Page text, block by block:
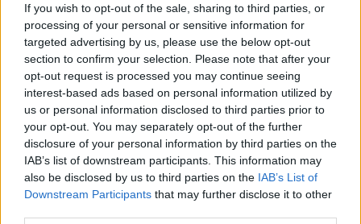
If you wish to opt-out of the sale, sharing to third parties, or
processing of your personal or sensitive information for
targeted advertising by us, please use the below opt-out
section to confirm your selection. Please note that after your
opt-out request is processed you may continue seeing
interest-based ads based on personal information utilized by
us or personal information disclosed to third parties prior to
your opt-out. You may separately opt-out of the further
disclosure of your personal information by third parties on the
IAB’s list of downstream participants. This information may
also be disclosed by us to third parties on the IAB’s List of
Downstream Participants that may further disclose it to other